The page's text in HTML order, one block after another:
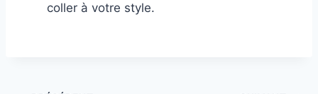
coller à votre style.